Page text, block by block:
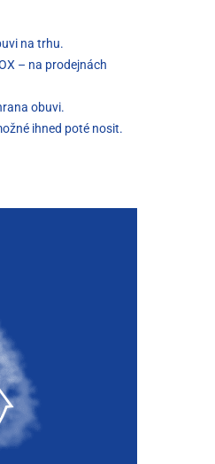
na trhu.
– na prodejnách
obuvi.
ihned poté nosit.